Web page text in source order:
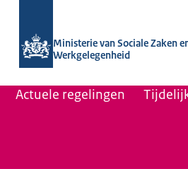
Ministerie van Sociale Zaken
Werkgelegenheid
Actuele regelingen